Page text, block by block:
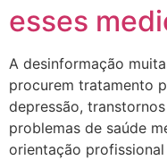
esses
A desinformação
procurem tratamento
depressão,
problemas de saúde
orientação